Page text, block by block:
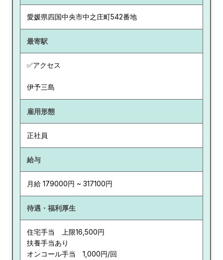
愛媛県四国中央市中之庄町542番地
最寄駅
✅アクセス
伊予三島
雇用形態
正社員
給与
月給 179000円 ~ 317100円
待遇・福利厚生
住宅手当 上限16,500円
扶養手当あり
オンコール手当 1,000円/回